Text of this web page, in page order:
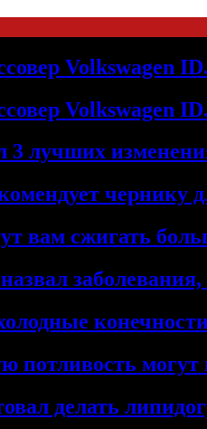
Volkswagen
Volkswagen
3 лучших
чернику
вам сжигать
потливость
делать